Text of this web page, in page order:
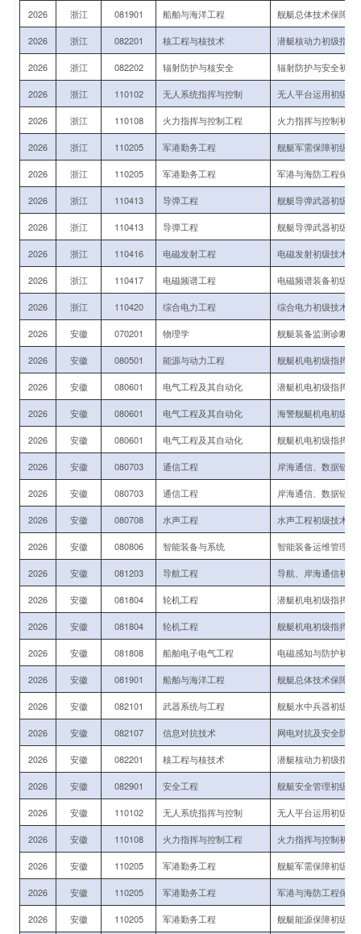
2026 浙江 081901 船舶与海洋工程 舰艇总体技术保障初
2026 浙江 082201 核工程与核技术 潜艇核动力初级指挥
2026 浙江 082202 辐射防护与核安全 辐射防护与安全初级
2026 浙江 110102 无人系统指挥与控制 无人平台运用初级指
2026 浙江 110108 火力指挥与控制工程 火力指挥与控制初级
2026 浙江 110205 军港勤务工程 舰艇军需保障初级指
2026 浙江 110205 军港勤务工程 军港与海防工程保障
2026 浙江 110413 导弹工程 舰艇导弹武器初级技
2026 浙江 110413 导弹工程 舰艇导弹武器初级技
2026 浙江 110416 电磁发射工程 电磁发射初级技术军
2026 浙江 110417 电磁频谱工程 电磁频谱装备初级指
2026 浙江 110420 综合电力工程 综合电力初级技术军
2026 安徽 070201 物理学 舰艇装备监测诊断、
2026 安徽 080501 能源与动力工程 舰艇机电初级指挥与
2026 安徽 080601 电气工程及其自动化 潜艇机电初级指挥与
2026 安徽 080601 电气工程及其自动化 海警舰艇机电初级指
2026 安徽 080601 电气工程及其自动化 舰艇机电初级指挥与
2026 安徽 080703 通信工程 岸海通信、数据链
2026 安徽 080703 通信工程 岸海通信、数据链
2026 安徽 080708 水声工程 水声工程初级技术军
2026 安徽 080806 智能装备与系统 智能装备运维管理初
2026 安徽 081203 导航工程 导航、岸海通信初级
2026 安徽 081804 轮机工程 潜艇机电初级指挥与
2026 安徽 081804 轮机工程 舰艇机电初级指挥与
2026 安徽 081808 船舶电子电气工程 电磁感知与防护初级
2026 安徽 081901 船舶与海洋工程 舰艇总体技术保障初
2026 安徽 082101 武器系统与工程 舰艇水中兵器初级技
2026 安徽 082107 信息对抗技术 网电对抗及安全防
2026 安徽 082201 核工程与核技术 潜艇核动力初级指挥
2026 安徽 082901 安全工程 舰艇安全管理初级指
2026 安徽 110102 无人系统指挥与控制 无人平台运用初级指
2026 安徽 110108 火力指挥与控制工程 火力指挥与控制初级
2026 安徽 110205 军港勤务工程 舰艇军需保障初级指
2026 安徽 110205 军港勤务工程 军港与海防工程保障
2026 安徽 110205 军港勤务工程 舰艇能源保障初级指